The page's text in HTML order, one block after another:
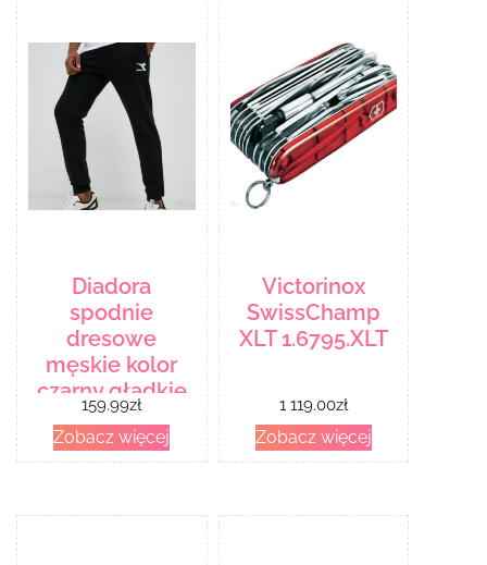
Diadora
spodnie
dresowe
męskie kolor
czarny gładkie
159.99zł
Zobacz więcej
Victorinox
SwissChamp
XLT 1.6795.XLT
1 119.00zł
Zobacz więcej